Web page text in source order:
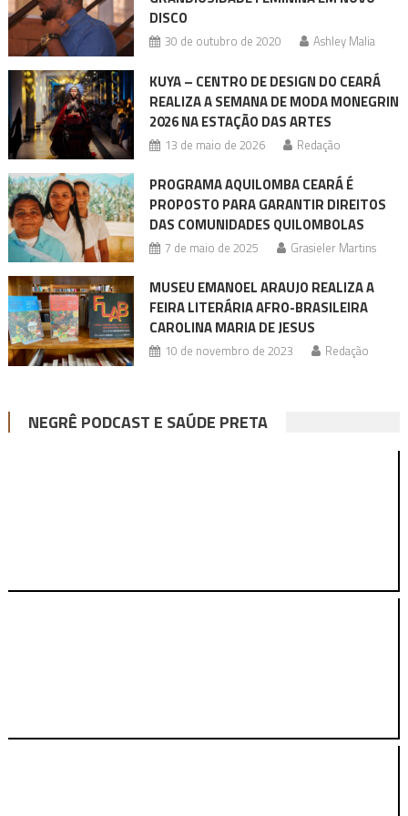
DISCO
30 de outubro de 2020 Ashley Malia
KUYA – CENTRO DE DESIGN DO CEARÁ
REALIZA A SEMANA DE MODA MONEGRIN
2026 NA ESTAÇÃO DAS ARTES
13 de maio de 2026 Redação
PROGRAMA AQUILOMBA CEARÁ É
PROPOSTO PARA GARANTIR DIREITOS
DAS COMUNIDADES QUILOMBOLAS
7 de maio de 2025 Grasieler Martins
MUSEU EMANOEL ARAUJO REALIZA A
FEIRA LITERÁRIA AFRO-BRASILEIRA
CAROLINA MARIA DE JESUS
10 de novembro de 2023 Redação
NEGRÊ PODCAST E SAÚDE PRETA